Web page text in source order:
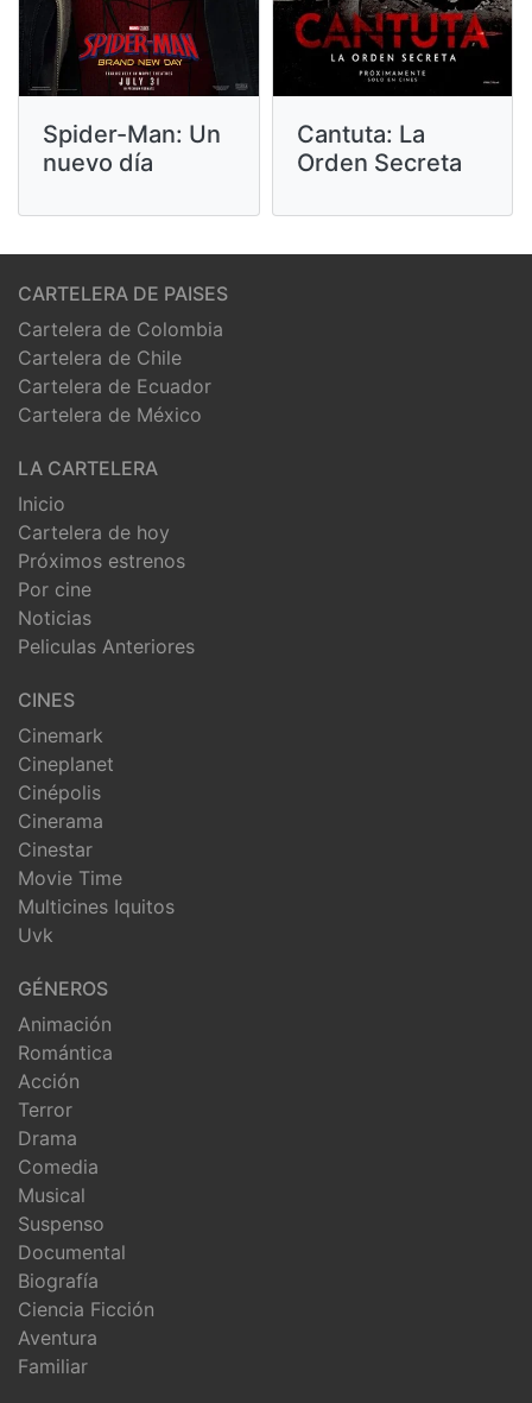
Spider-Man: Un
nuevo día
Cantuta: La
Orden Secreta
CARTELERA DE PAISES
Cartelera de Colombia
Cartelera de Chile
Cartelera de Ecuador
Cartelera de México
LA CARTELERA
Inicio
Cartelera de hoy
Próximos estrenos
Por cine
Noticias
Peliculas Anteriores
CINES
Cinemark
Cineplanet
Cinépolis
Cinerama
Cinestar
Movie Time
Multicines Iquitos
Uvk
GÉNEROS
Animación
Romántica
Acción
Terror
Drama
Comedia
Musical
Suspenso
Documental
Biografía
Ciencia Ficción
Aventura
Familiar